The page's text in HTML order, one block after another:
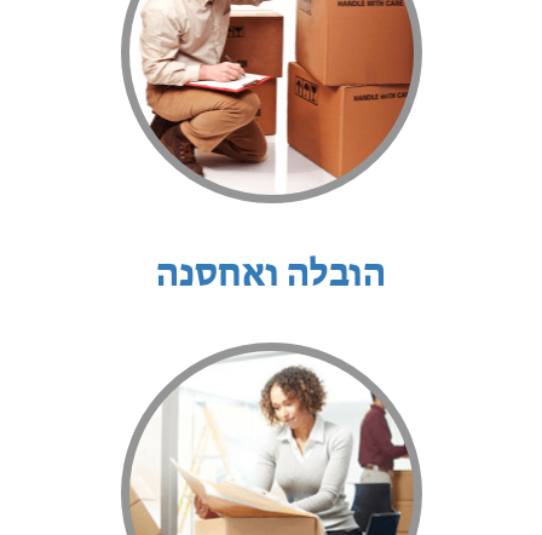
הובלה ואחסנה